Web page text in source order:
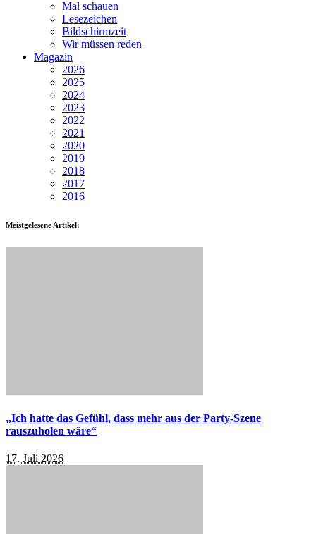
Mal schauen
Lesezeichen
Bildschirmzeit
Wir müssen reden
Magazin
2026
2025
2024
2023
2022
2021
2020
2019
2018
2017
2016
Meistgelesene Artikel:
„Ich hatte das Gefühl, dass mehr aus der Party-Szene
rauszuholen wäre“
17. Juli 2026